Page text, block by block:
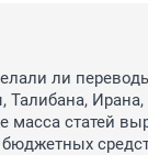
ли
масса статей